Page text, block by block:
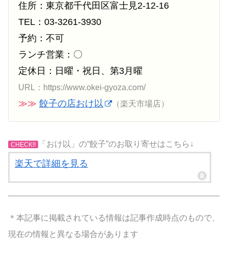
住所：東京都千代田区富士見2-12-16
TEL：03-3261-3930
予約：不可
ランチ営業：〇
定休日：日曜・祝日、第3月曜
URL：https://www.okei-gyoza.com/
≫≫ 餃子の店おけ以 （楽天市場店）
CHECK!! 「おけ以」の“餃子”のお取り寄せはこちら↓
楽天で詳細を見る
＊本記事に掲載されている情報は記事作成時点のもので、
現在の情報と異なる場合があります